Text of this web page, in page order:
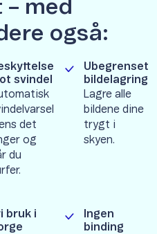
med
også:
svindel
det
og
du
Ubegrenset
bildelagring
Lagre alle
bildene dine
trygt i
skyen.
bruk i
Ingen
binding